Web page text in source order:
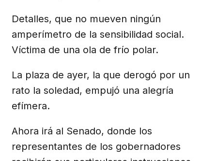
Detalles, que no mueven ningún
amperímetro de la sensibilidad social.
Víctima de una ola de frío polar.
La plaza de ayer, la que derogó por un
rato la soledad, empujó una alegría
efímera.
Ahora irá al Senado, donde los
representantes de los gobernadores